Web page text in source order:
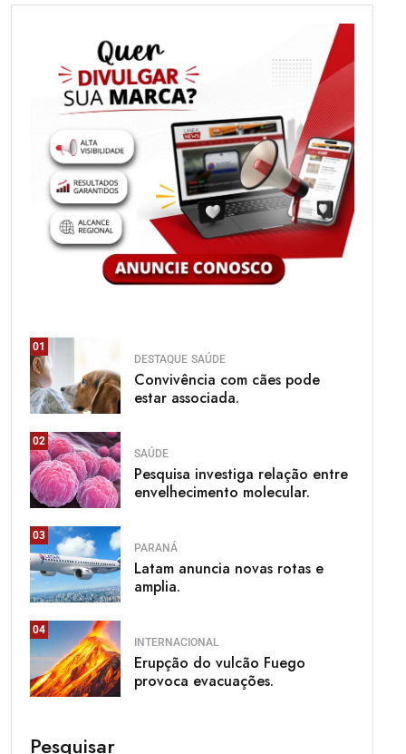
01
DESTAQUE SAÚDE
Convivência com cães pode
estar associada.
02
SAÚDE
Pesquisa investiga relação entre
envelhecimento molecular.
03
PARANÁ
Latam anuncia novas rotas e
amplia.
04
INTERNACIONAL
Erupção do vulcão Fuego
provoca evacuações.
Pesquisar